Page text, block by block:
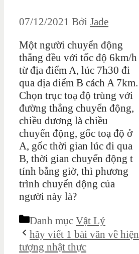
07/12/2021 Bởi Jade
Một người chuyển động
thẳng đều với tốc độ 6km/h
từ địa điểm A, lúc 7h30 đi
qua địa điểm B cách A 7km.
Chọn trục toạ độ trùng với
đường thẳng chuyển động,
chiều dương là chiều
chuyển động, gốc toạ độ ở
A, gốc thời gian lúc đi qua
B, thời gian chuyển động t
tính bằng giờ, thì phương
trình chuyển động của
người này là?
Danh mục Vật Lý
hãy viết 1 bài văn về hiện
tượng nhật thực